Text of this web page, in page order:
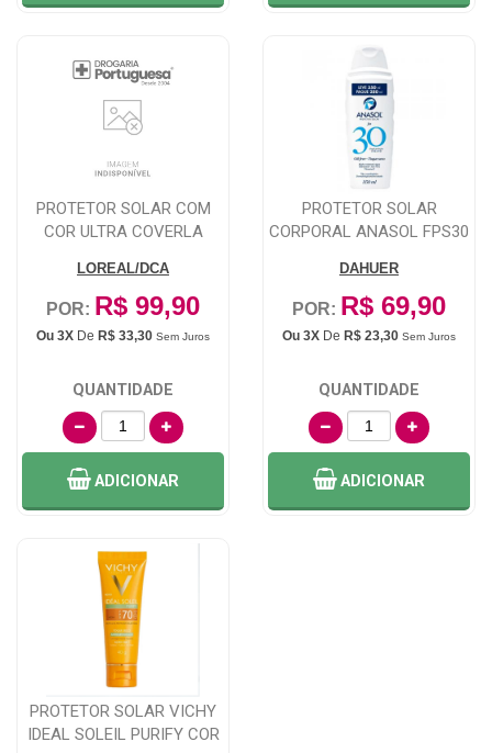
PROTETOR SOLAR COM
COR ULTRA COVERLA
LOREAL/DCA
POR: R$ 99,90
Ou 3X De R$ 33,30 Sem Juros
QUANTIDADE
ADICIONAR
PROTETOR SOLAR
CORPORAL ANASOL FPS30
DAHUER
POR: R$ 69,90
Ou 3X De R$ 23,30 Sem Juros
QUANTIDADE
ADICIONAR
PROTETOR SOLAR VICHY
IDEAL SOLEIL PURIFY COR